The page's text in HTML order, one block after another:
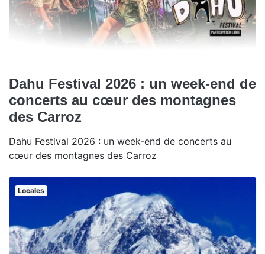
Dahu Festival 2026 : un week-end de
concerts au cœur des montagnes
des Carroz
Dahu Festival 2026 : un week-end de concerts au
cœur des montagnes des Carroz
Locales